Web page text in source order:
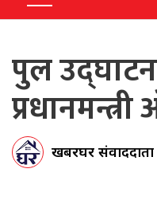
पुल
खबरघर संवाददाता